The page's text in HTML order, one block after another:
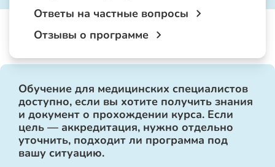
Ответы на частные вопросы
Отзывы о программе
Обучение для медицинских специалистов
доступно, если вы хотите получить знания
и документ о прохождении курса. Если
цель — аккредитация, нужно отдельно
уточнить, подходит ли программа под
вашу ситуацию.